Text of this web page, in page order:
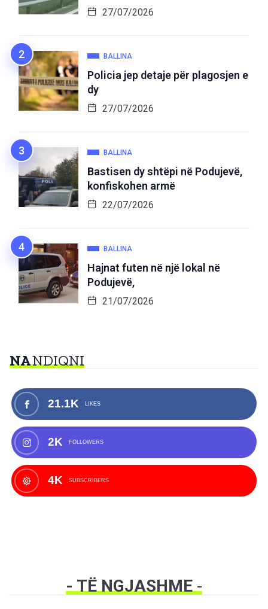
27/07/2026
BALLINA
Policia jep detaje për plagosjen e
dy
27/07/2026
BALLINA
Bastisen dy shtëpi në Podujevë,
konfiskohen armë
22/07/2026
BALLINA
Hajnat futen në një lokal në
Podujevë,
21/07/2026
NANDIQNI
21.1K LIKES
2K FOLLOWERS
4K SUBSCRIBERS
- TË NGJASHME-